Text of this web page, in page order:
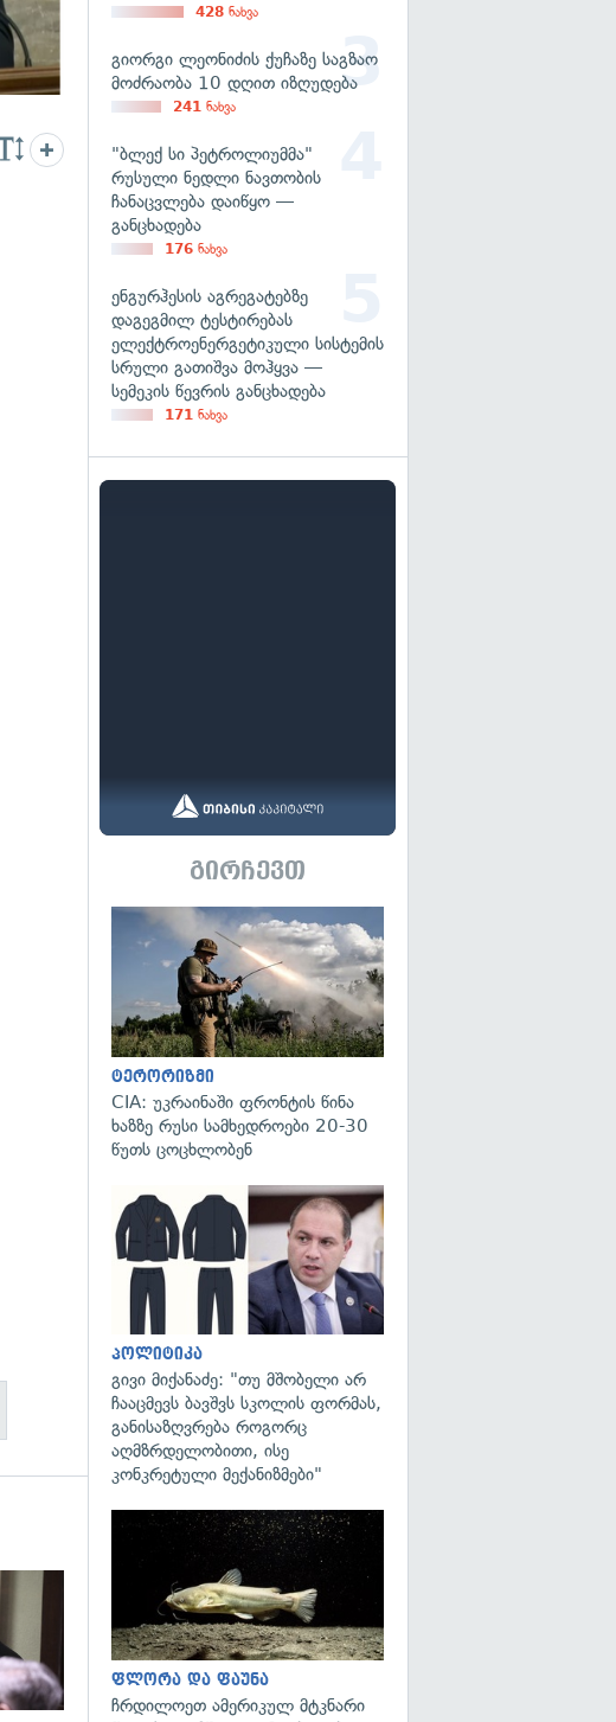
გადახედვა
428 ნახვა
გიორგი ლეონიძის ქუჩაზე საგზაო
მოძრაობა 10 დღით იზღუდება
241 ნახვა
"ბლექ სი პეტროლიუმმა"
რუსული ნედლი ნავთობის
ჩანაცვლება დაიწყო —
განცხადება
176 ნახვა
ენგურჰესის აგრეგატებზე
დაგეგმილ ტესტირებას
ელექტროენერგეტიკული სისტემის
სრული გათიშვა მოჰყვა —
სემეკის წევრის განცხადება
171 ნახვა
გირჩევთ
ტერორიზმი
CIA: უკრაინაში ფრონტის წინა
ხაზზე რუსი სამხედროები 20-30
წუთს ცოცხლობენ
პოლიტიკა
გივი მიქანაძე: "თუ მშობელი არ
ჩააცმევს ბავშვს სკოლის ფორმას,
განისაზღვრება როგორც
აღმზრდელობითი, ისე
კონკრეტული მექანიზმები"
ფლორა და ფაუნა
ჩრდილოეთ ამერიკულ მტკნარი